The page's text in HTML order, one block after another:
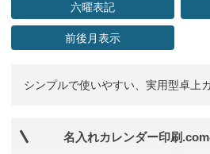
六曜表記
前後月表示
シンプルで使いやすい、実用型卓上
名入れカレンダー印刷